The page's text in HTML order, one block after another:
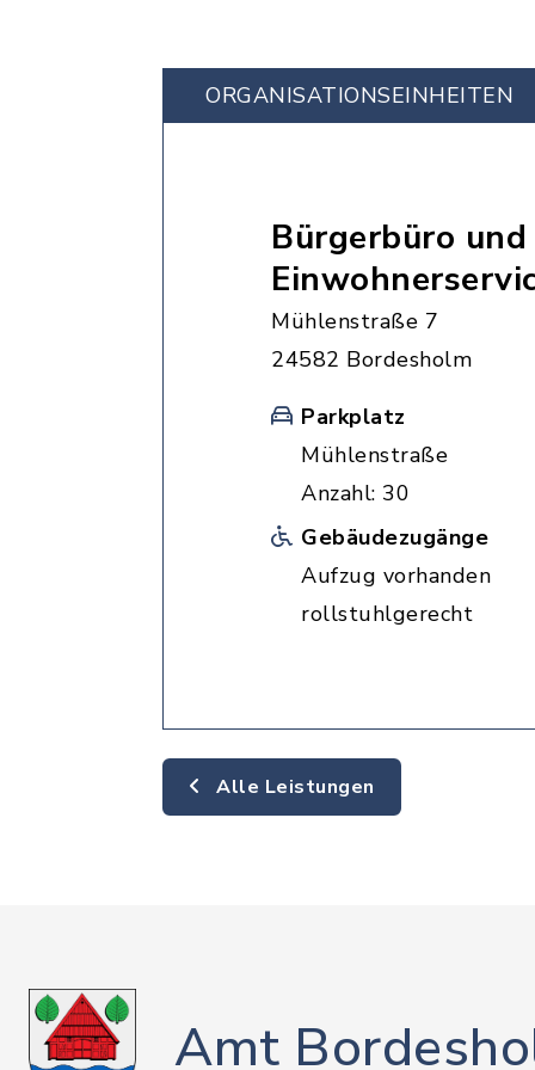
ORGANISATIONS­EINHEITEN
Bürgerbüro und
Mühlenstraße 7
24582 Bordesholm
Parkplatz
Mühlenstraße
Anzahl: 30
Gebäudezugänge
Aufzug vorhanden
rollstuhlgerecht
Alle Leistungen
Amt